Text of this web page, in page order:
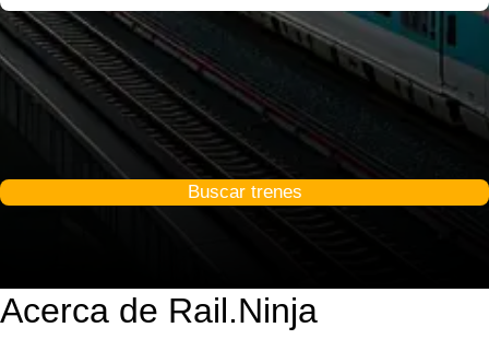
Buscar trenes
Acerca de Rail.Ninja